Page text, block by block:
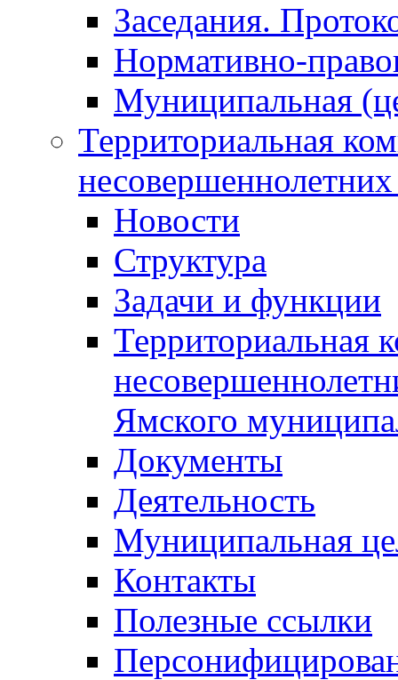
Заседания.
Нормативно-
Муниципальная
Территориальная
Новости
Структура
Задачи и функции
Территориальная
Ямского
Документы
Деятельность
Муниципальная
Контакты
Полезные ссылки